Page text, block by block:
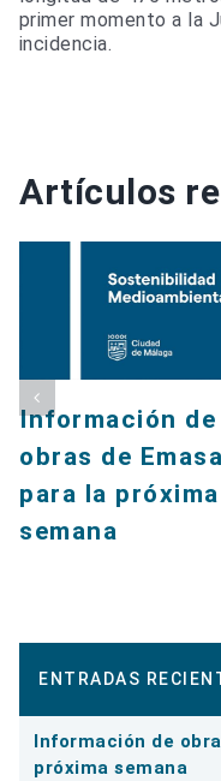
primer momento a la
incidencia.
Artículos
Información de
obras de Emasa
para la próxima
semana
ENTRADAS
Información de
próxima semana